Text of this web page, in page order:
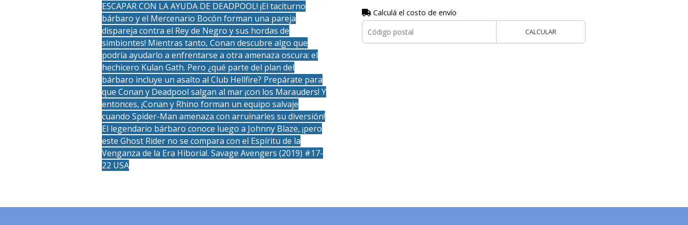
ESCAPAR CON LA AYUDA DE DEADPOOL! ¡El taciturno
bárbaro y el Mercenario Bocón forman una pareja
dispareja contra el Rey de Negro y sus hordas de
simbiontes! Mientras tanto, Conan descubre algo que
podría ayudarlo a enfrentarse a otra amenaza oscura: el
hechicero Kulan Gath. Pero ¿qué parte del plan del
bárbaro incluye un asalto al Club Hellfire? Prepárate para
que Conan y Deadpool salgan al mar ¡con los Marauders! Y
entonces, ¡Conan y Rhino forman un equipo salvaje
cuando Spider-Man amenaza con arruinarles su diversión!
El legendario bárbaro conoce luego a Johnny Blaze, ¡pero
este Ghost Rider no se compara con el Espíritu de la
Venganza de la Era Hiboria!. Savage Avengers (2019) #17-
22 USA
Calculá el costo de envío
CALCULAR